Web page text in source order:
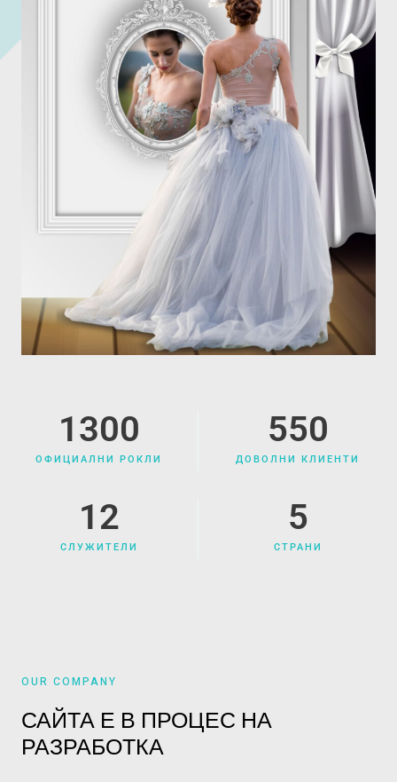
ОФИЦИАЛНИ РОКЛИ
1300
ДОВОЛНИ КЛИЕНТИ
550
СЛУЖИТЕЛИ
12
СТРАНИ
5
OUR COMPANY
САЙТА Е В ПРОЦЕС НА
РАЗРАБОТКА